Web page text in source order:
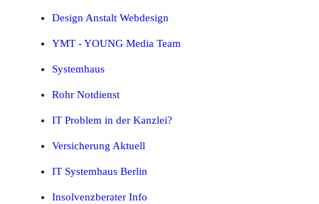
Design Anstalt Webdesign
YMT - YOUNG Media Team
Systemhaus
Rohr Notdienst
IT Problem in der Kanzlei?
Versicherung Aktuell
IT Systemhaus Berlin
Insolvenzberater Info